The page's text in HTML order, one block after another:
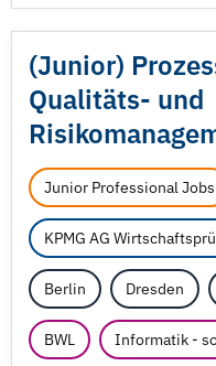
(Junior)
Qualitäts- und
Junior Professional Jobs
KPMG AG
Berlin Dresden
BWL Informatik -